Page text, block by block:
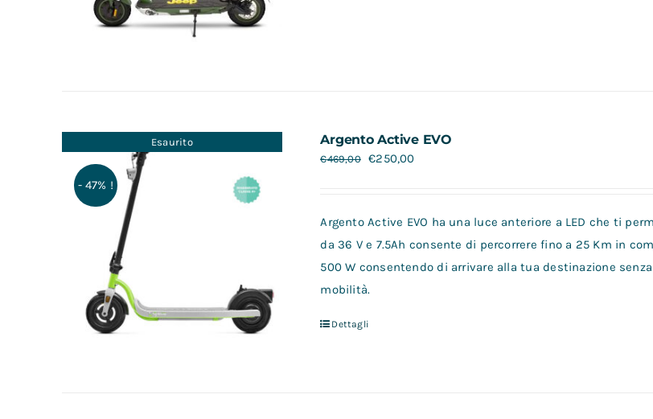
Esaurito
- 47% !
Argento Active EVO
€469,00 €250,00
Argento Active EVO ha una luce anteriore a LED che ti
da 36 V e 7.5Ah consente di percorrere fino a 25 Km in
500 W consentendo di arrivare alla tua destinazione
mobilità.
Dettagli